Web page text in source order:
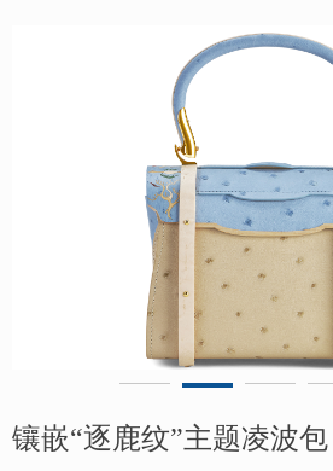
镶嵌“逐鹿纹”主题凌波包